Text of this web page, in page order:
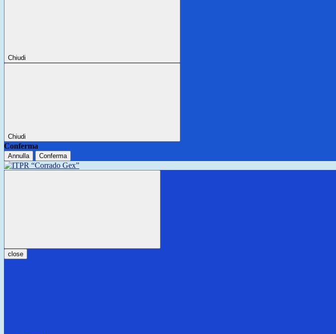
Chiudi
Chiudi
Conferma
Annulla Conferma
close